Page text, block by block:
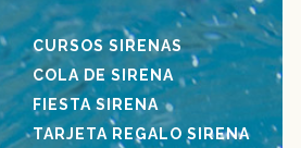
CURSOS SIRENAS
COLA DE SIRENA
FIESTA SIRENA
TARJETA REGALO SIRENA